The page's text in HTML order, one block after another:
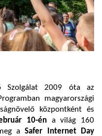
Szolgálat 2009 óta az
magyarországi
központként és
10-éna világ 160
aSafer Internet Day